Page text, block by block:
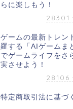
らに楽しもう！
28301
ゲームの最新トレン
羅する「AIゲームま
でゲームライフをさ
実させよう！
28106
特定商取引法に基づ